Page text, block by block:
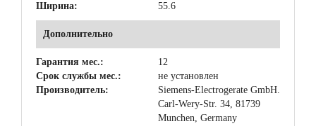
Ширина:
55.6
Дополнительно
Гарантия мес.:
12
Срок службы мес.:
не установлен
Производитель:
Siemens-Electrogerate GmbH.
Carl-Wery-Str. 34, 81739
Munchen, Germany